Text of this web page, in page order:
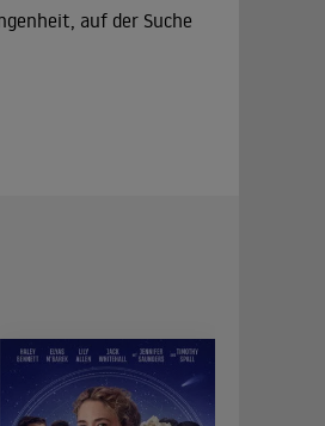
auf der Suche